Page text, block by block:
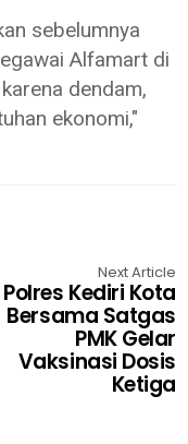
sebelumnya
Alfamart di
dendam,
ekonomi,"
Next Article
Polres Kediri Kota
Bersama Satgas
PMK Gelar
Vaksinasi Dosis
Ketiga